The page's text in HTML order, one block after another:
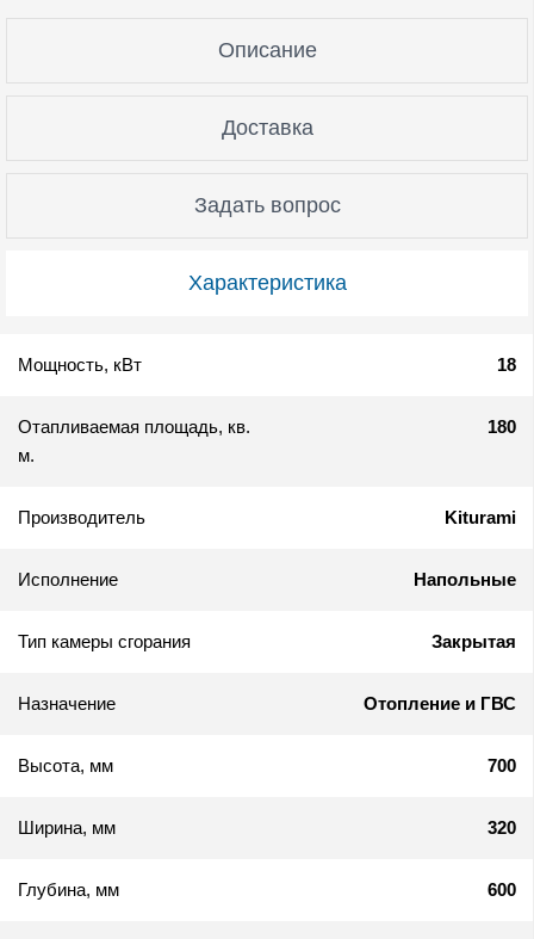
Характеристика
Описание
Доставка
Задать вопрос
Мощность, кВт 18
Отапливаемая площадь, кв.
м.
180
Производитель Kiturami
Исполнение Напольные
Тип камеры сгорания Закрытая
Назначение Отопление и ГВС
Высота, мм 700
Ширина, мм 320
Глубина, мм 600